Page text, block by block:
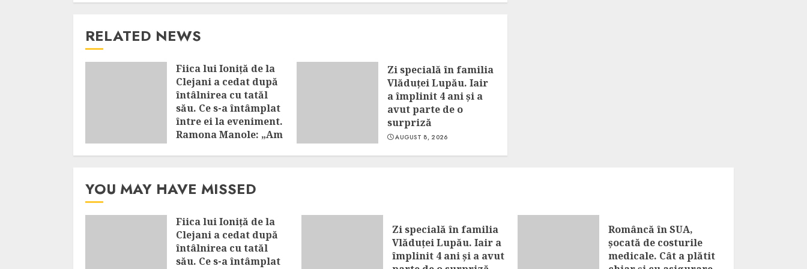
RELATED NEWS
Fiica lui Ioniță de la
Clejani a cedat după
întâlnirea cu tatăl
său. Ce s-a întâmplat
între ei la eveniment.
Ramona Manole: „Am
Zi specială în familia
Vlăduței Lupău. Iair
a împlinit 4 ani și a
avut parte de o
surpriză
AUGUST 8, 2026
YOU MAY HAVE MISSED
Fiica lui Ioniță de la
Clejani a cedat după
întâlnirea cu tatăl
său. Ce s-a întâmplat
Zi specială în familia
Vlăduței Lupău. Iair a
împlinit 4 ani și a avut
Româncă în SUA,
șocată de costurile
medicale. Cât a plătit